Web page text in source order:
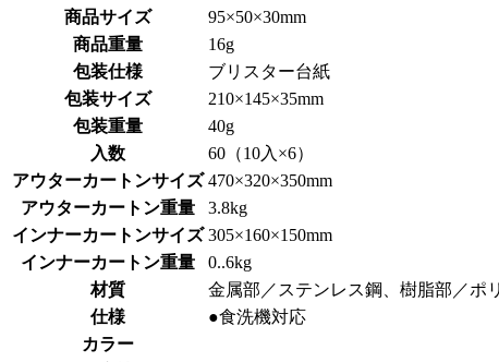
商品サイズ
95×50×30mm
商品重量
16g
包装仕様
ブリスター台紙
包装サイズ
210×145×35mm
包装重量
40g
入数
60（10入×6）
アウターカートンサイズ 470×320×350mm
アウターカートン重量
3.8kg
インナーカートンサイズ 305×160×150mm
インナーカートン重量
0..6kg
材質
金属部／ステンレス鋼、樹脂部／ポ
仕様
●食洗機対応
カラー